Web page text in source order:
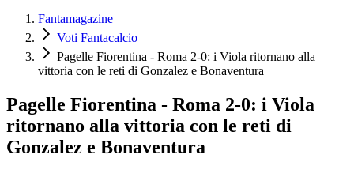
Fantamagazine
Voti Fantacalcio
Pagelle Fiorentina - Roma 2-0: i Viola ritornano alla
vittoria con le reti di Gonzalez e Bonaventura
Pagelle Fiorentina - Roma 2-0: i Viola
ritornano alla vittoria con le reti di
Gonzalez e Bonaventura